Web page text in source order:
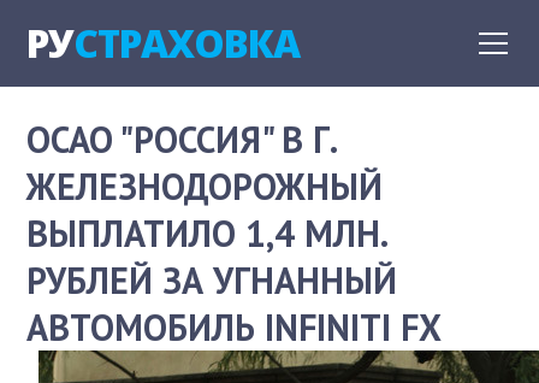
РУСТРАХОВКА
ОСАО "РОССИЯ" В Г.
ЖЕЛЕЗНОДОРОЖНЫЙ
ВЫПЛАТИЛО 1,4 МЛН.
РУБЛЕЙ ЗА УГНАННЫЙ
АВТОМОБИЛЬ INFINITI FX